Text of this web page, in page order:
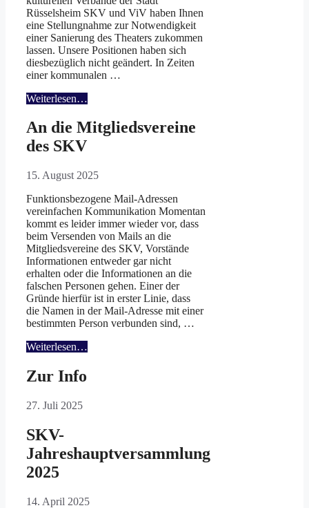
Rüsselsheim SKV und ViV haben Ihnen
eine Stellungnahme zur Notwendigkeit
einer Sanierung des Theaters zukommen
lassen. Unsere Positionen haben sich
diesbezüglich nicht geändert. In Zeiten
einer kommunalen …
Weiterlesen…
An die Mitgliedsvereine
des SKV
15. August 2025
Funktionsbezogene Mail-Adressen
vereinfachen Kommunikation Momentan
kommt es leider immer wieder vor, dass
beim Versenden von Mails an die
Mitgliedsvereine des SKV, Vorstände
Informationen entweder gar nicht
erhalten oder die Informationen an die
falschen Personen gehen. Einer der
Gründe hierfür ist in erster Linie, dass
die Namen in der Mail-Adresse mit einer
bestimmten Person verbunden sind, …
Weiterlesen…
Zur Info
27. Juli 2025
SKV-
Jahreshauptversammlung
2025
14. April 2025